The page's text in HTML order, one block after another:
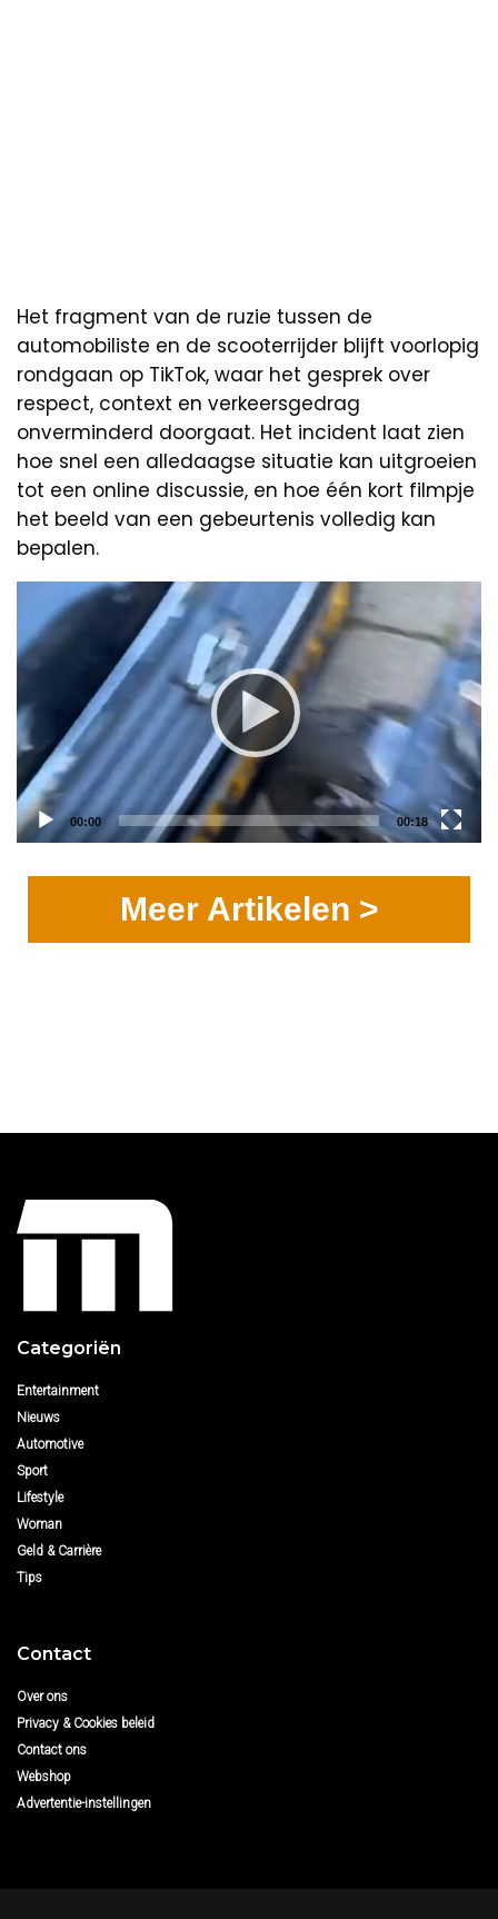
Het fragment van de ruzie tussen de
automobiliste en de scooterrijder blijft voorlopig
rondgaan op TikTok, waar het gesprek over
respect, context en verkeersgedrag
onverminderd doorgaat. Het incident laat zien
hoe snel een alledaagse situatie kan uitgroeien
tot een online discussie, en hoe één kort filmpje
het beeld van een gebeurtenis volledig kan
bepalen.
Player
Current
time
00:00
Total
duration
00:18
Meer Artikelen >
Categoriën
Entertainment
Nieuws
Automotive
Sport
Lifestyle
Woman
Geld & Carrière
Tips
Contact
Over ons
Privacy & Cookies beleid
Contact ons
Webshop
Advertentie-instellingen